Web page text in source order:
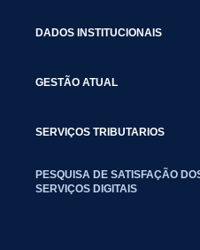
DADOS INSTITUCIONAIS
GESTÃO ATUAL
SERVIÇOS TRIBUTARIOS
PESQUISA DE SATISFAÇÃO
SERVIÇOS DIGITAIS